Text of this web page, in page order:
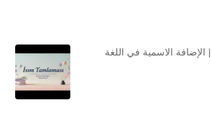
İsim tamamlaması | الإضافة الاسمية في اللغة